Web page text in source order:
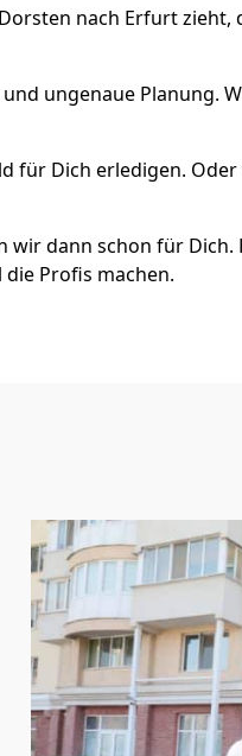
nach Erfurt zieht,
ungenaue Planung.
für Dich erledigen.
dann schon für
die Profis machen.